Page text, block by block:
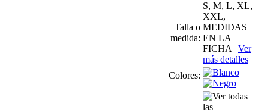
Talla o
medida:
S, M, L, XL,
XXL,
MEDIDAS
EN LA
FICHA
Ver
más detalles
Colores: